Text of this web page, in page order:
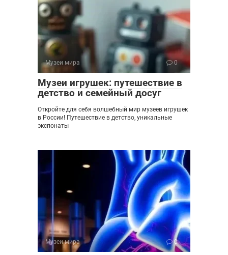
Музеи мира 0
Музеи игрушек: путешествие в
детство и семейный досуг
Откройте для себя волшебный мир музеев игрушек
в России! Путешествие в детство, уникальные
экспонаты
Музеи мира 0